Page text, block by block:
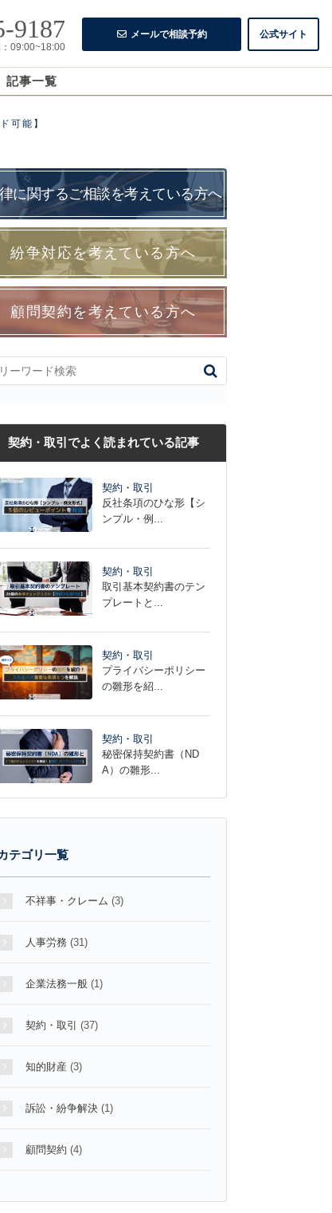
9187
09:00~18:00
メールで相談予約 公式サイト
記事一覧
可能】
に関するご相談を考えている方へ
紛争対応を考えている方へ
顧問契約を考えている方へ
契約・取引でよく読まれている記事
契約・取引
反社条項のひな形【シ
ンプル・例...
契約・取引
取引基本契約書のテン
プレートと...
契約・取引
プライバシーポリシー
の雛形を紹...
契約・取引
秘密保持契約書（ND
A）の雛形...
テゴリ一覧
不祥事・クレーム (3)
人事労務 (31)
企業法務一般 (1)
契約・取引 (37)
知的財産 (3)
訴訟・紛争解決 (1)
顧問契約 (4)